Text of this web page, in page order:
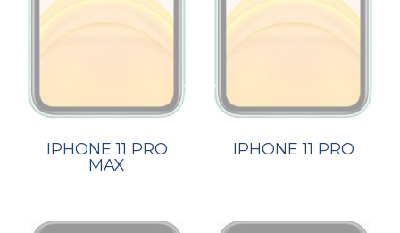
IPHONE 11 PRO
MAX
IPHONE 11 PRO